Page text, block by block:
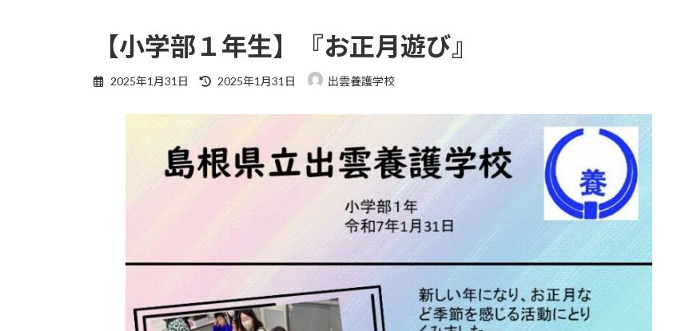
【小学部１年生】『お正月遊び』
2025年1月31日
最
時
:
2025年1月31日 出雲養護学校